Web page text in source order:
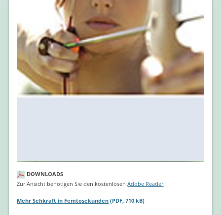
DOWNLOADS
Zur Ansicht benötigen Sie den kostenlosenAdobe Reader.
Mehr Sehkraft in Femtosekunden (PDF, 710 kB)